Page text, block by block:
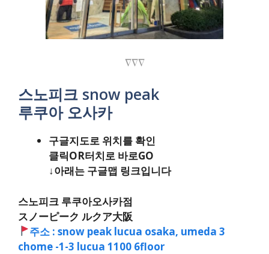
∇∇∇
스노피크 snow peak
루쿠아 오사카
구글지도로 위치를 확인
클릭OR터치로 바로GO
↓아래는 구글맵 링크입니다
스노피크 루쿠아오사카점
スノーピーク ルクア大阪
주소 : snow peak lucua osaka, umeda 3
chome -1-3 lucua 1100 6floor